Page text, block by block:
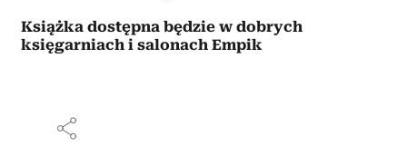
Książka dostępna będzie w dobrych
księgarniach i salonach Empik